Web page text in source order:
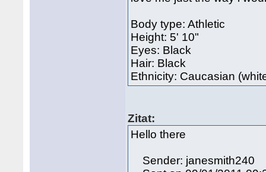
Body type: Athletic
Height: 5' 10"
Eyes: Black
Hair: Black
Ethnicity: Caucasian
Zitat:
Hello there
Sender: janesmith240